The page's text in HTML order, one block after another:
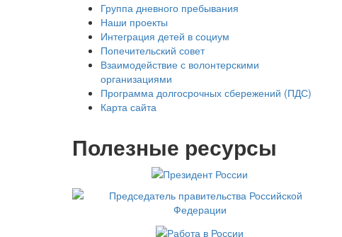
Группа дневного пребывания
Наши проекты
Интеграция детей в социум
Попечительский совет
Взаимодействие с волонтерскими
организациями
Программа долгосрочных сбережений (ПДС)
Карта сайта
Полезные ресурсы